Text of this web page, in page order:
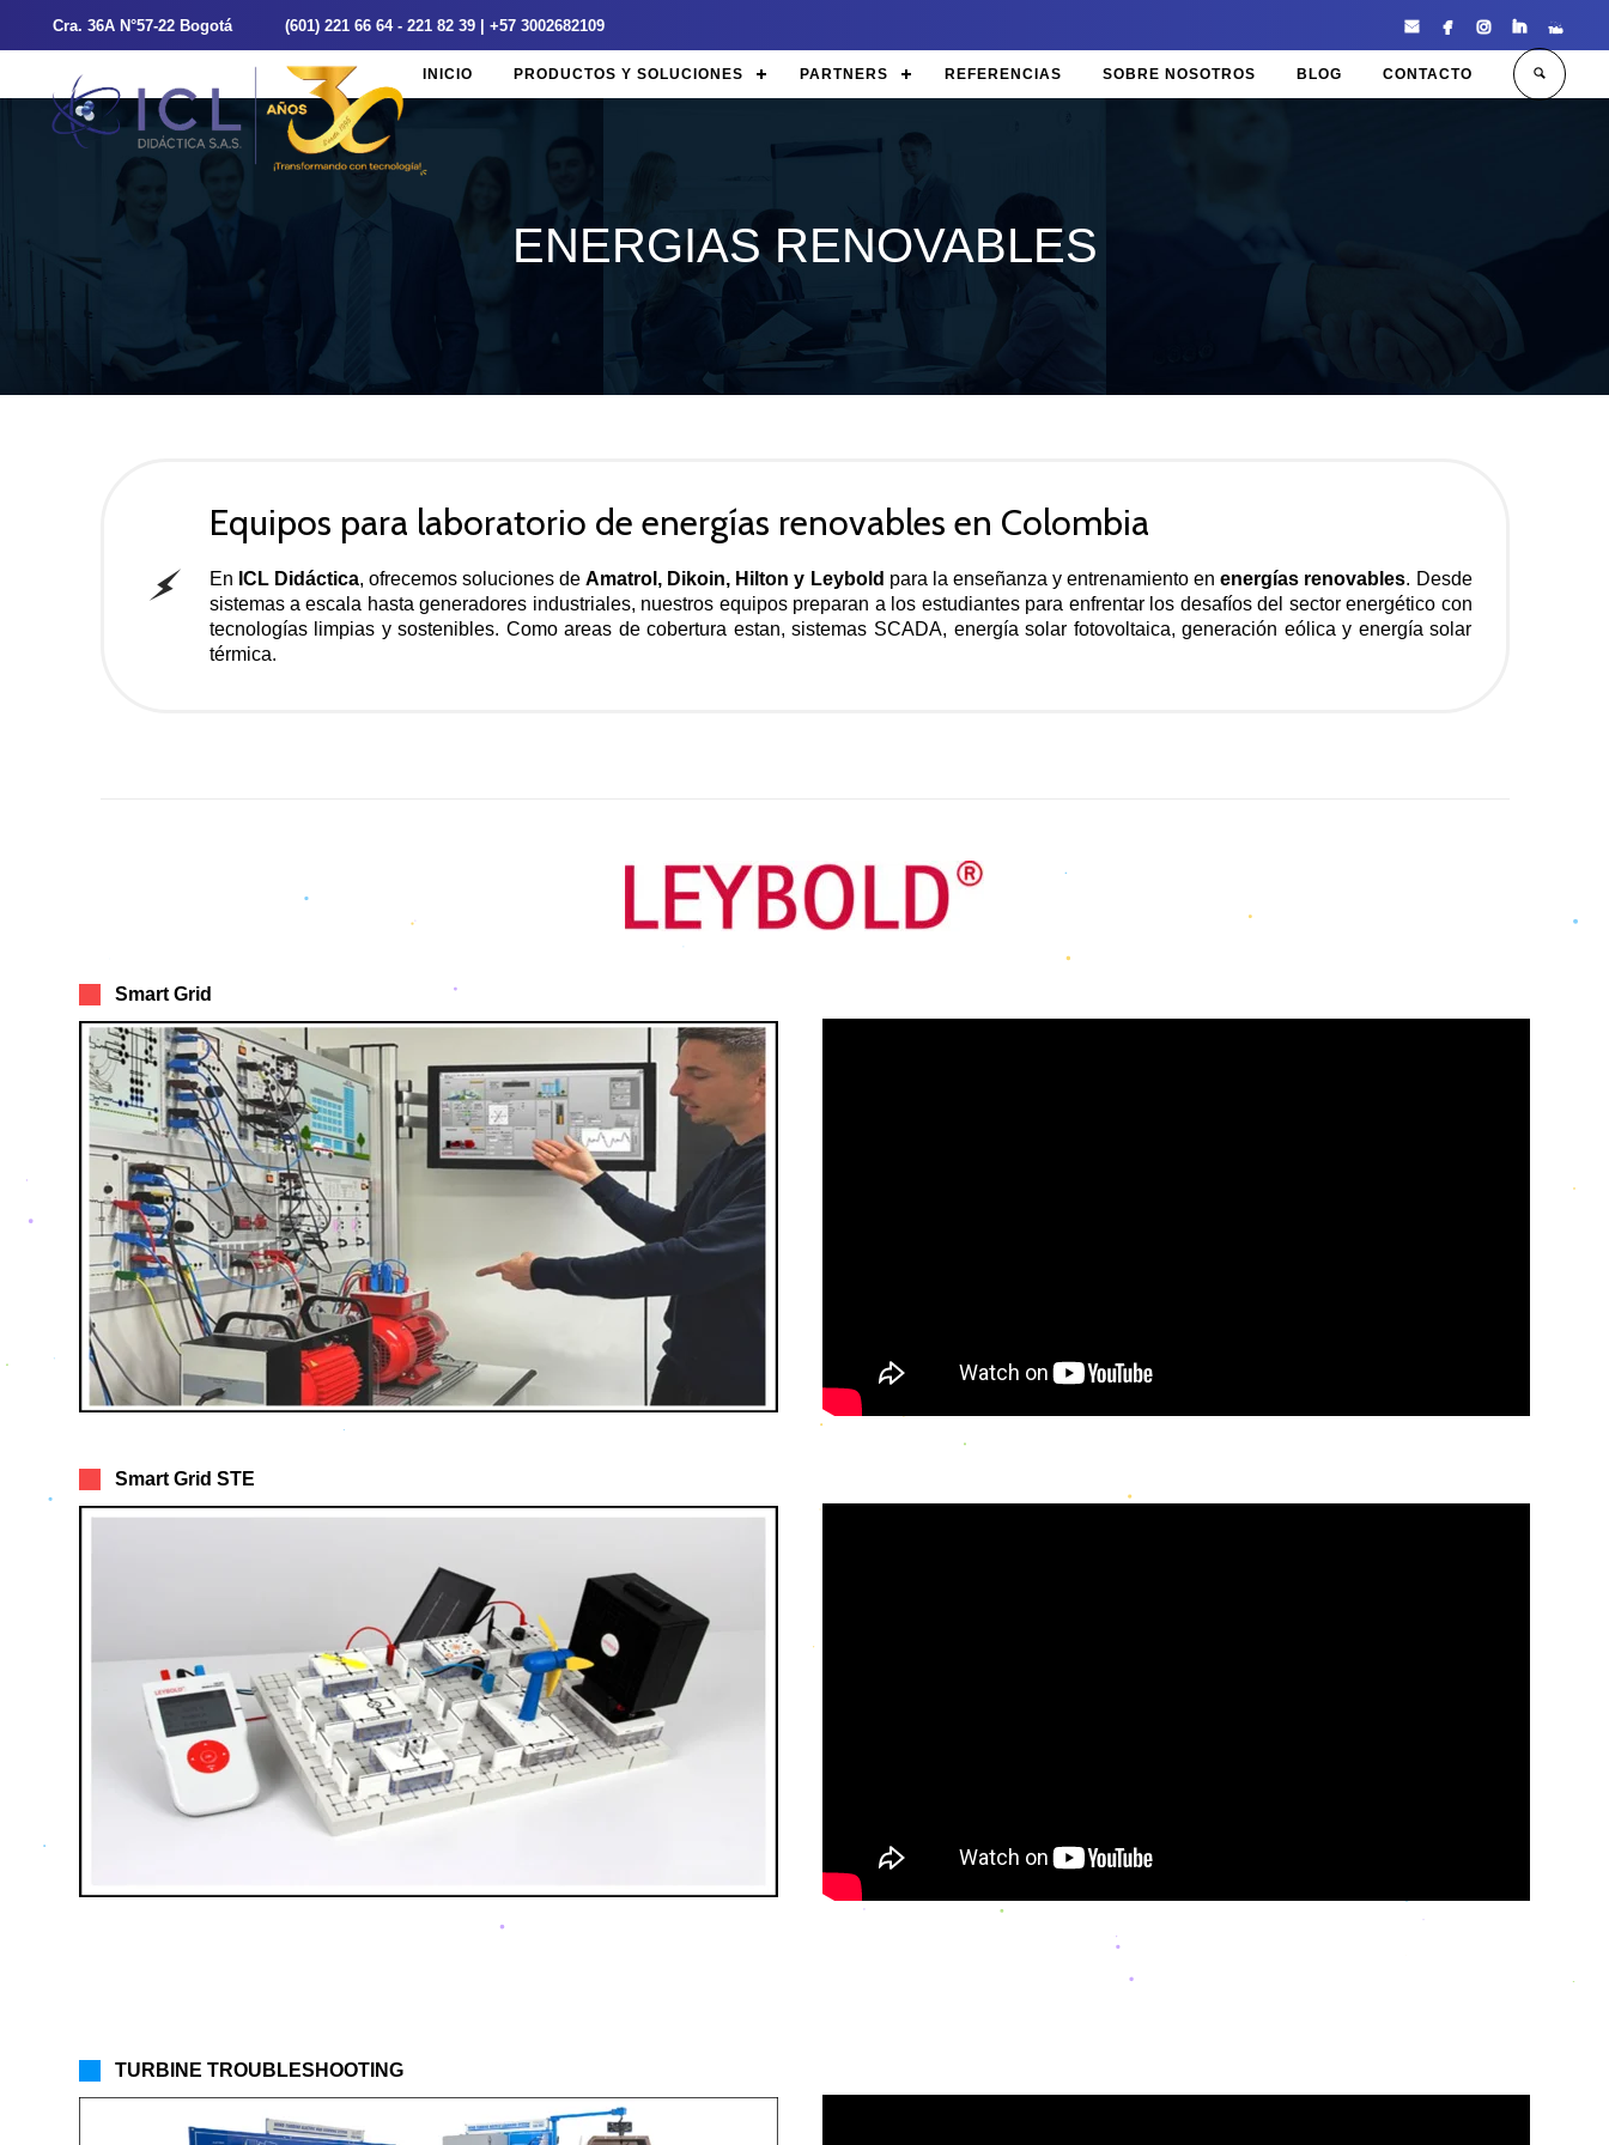
Cra. 36A N°57-22 Bogotá (601) 221 66 64 - 221 82 39 | +57 3002682109     
INICIO PRODUCTOS Y SOLUCIONES PARTNERS REFERENCIAS SOBRE NOSOTROS BLOG CONTACTO
ENERGIAS RENOVABLES
Equipos para laboratorio de energías renovables en Colombia
En ICL Didáctica, ofrecemos soluciones deAmatrol, Dikoin, Hilton y Leybold para la enseñanza y entrenamiento enenergías renovables. Desde
sistemas a escala hasta generadores industriales, nuestros equipos preparan a los estudiantes para enfrentar los desafíos del sector energético con
tecnologías limpias y sostenibles. Como areas de cobertura estan, sistemas SCADA, energía solar fotovoltaica, generación eólica y energía solar
térmica.
Smart Grid
Smart Grid STE
TURBINE TROUBLESHOOTING